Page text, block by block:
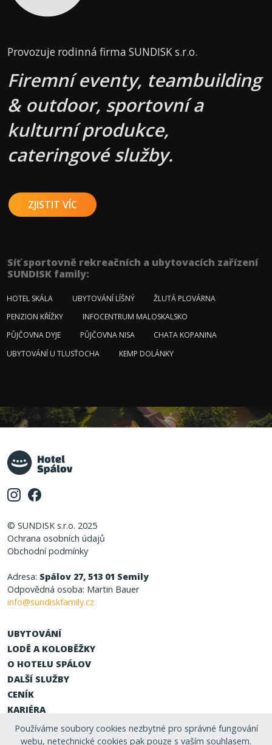
Provozuje rodinná firma SUNDISK s.r.o.
Firemní eventy, teambuilding
& outdoor, sportovní a
kulturní produkce,
cateringové služby.
ZJISTIT VÍC
Síť sportovně rekreačních a ubytovacích zařízení
SUNDISK family:
HOTEL SKÁLA UBYTOVÁNÍ LÍŠNÝ
ŽLUTÁ PLOVÁRNA
PENZION KŘÍŽKY
INFOCENTRUM MALOSKALSKO
PŮJČOVNA DYJE
PŮJČOVNA NISA
CHATA KOPANINA
UBYTOVÁNÍ U TLUSŤOCHA
KEMP DOLÁNKY
© SUNDISK s.r.o. 2025
Ochrana osobních údajů
Obchodní podmínky
Adresa: Spálov 27, 513 01 Semily
Odpovědná osoba: Martin Bauer
info@sundiskfamily.cz
UBYTOVÁNÍ
LODĚ A KOLOBĚŽKY
O HOTELU SPÁLOV
DALŠÍ SLUŽBY
CENÍK
KARIÉRA
Používáme soubory cookies nezbytné pro správné fungování
webu, netechnické cookies pak pouze s vaším souhlasem.